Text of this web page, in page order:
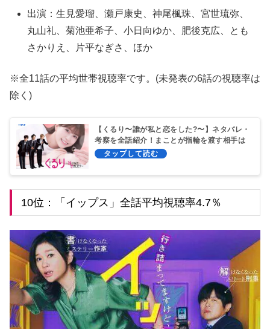
出演：生見愛瑠、瀬戸康史、神尾楓珠、宮世琉弥、
丸山礼、菊池亜希子、小日向ゆか、肥後克広、とも
さかりえ、片平なぎさ、ほか
※全11話の平均世帯視聴率です。(未発表の6話の視聴率は
除く)
【くるり〜誰が私と恋をした?〜】ネタバレ・
考察を全話紹介！まことが指輪を渡す相手は
誰？
10位：「イップス」全話平均視聴率4.7％